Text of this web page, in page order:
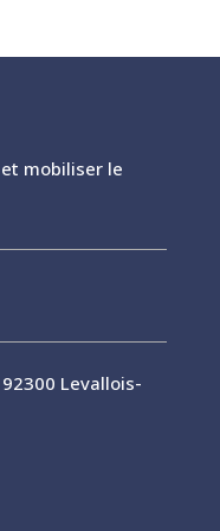
mobiliser le
Levallois-